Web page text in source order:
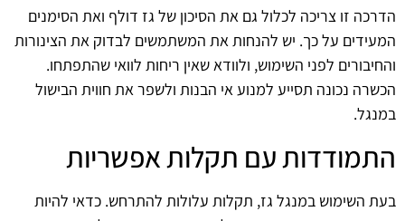
הדרכה זו צריכה לכלול גם את הסיכון של גז דולף ואת הסימנים
המעידים על כך. יש להנחות את המשתמשים לבדוק את הצינורות
והחיבורים לפני השימוש, ולוודא שאין ריחות לוואי שהתפתחו.
הכשרה נכונה תסייע למנוע אי הבנות ולשפר את חווית הבישול
במנגל.
התמודדות עם תקלות אפשריות
בעת השימוש במנגל גז, תקלות עלולות להתרחש. כדאי להיות